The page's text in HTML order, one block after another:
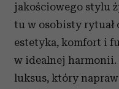
jakościowego stylu
tu w osobisty rytuał
estetyka, komfort i
w idealnej
luksus, który